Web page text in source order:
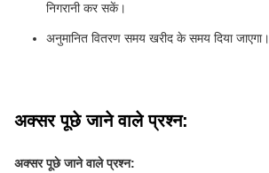
निगरानी कर सकें।
अनुमानित वितरण समय खरीद के समय दिया जाएगा।
अक्सर पूछे जाने वाले प्रश्न:
अक्सर पूछे जाने वाले प्रश्न: